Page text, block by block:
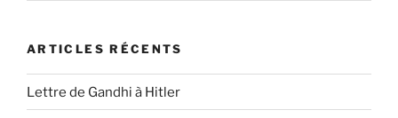
ARTICLES RÉCENTS
Lettre de Gandhi à Hitler